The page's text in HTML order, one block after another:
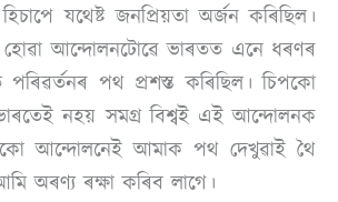
যথেষ্ট জনপ্ৰিয়তা অৰ্জন কৰিছিল।
হোৱা আন্দোলনটোৱে ভাৰতত এনে ধৰণৰ
পৰিৱৰ্তনৰ পথ প্ৰশস্ত কৰিছিল। চিপকো
নহয় সমগ্ৰ বিশ্বই এই আন্দোলনক
আন্দোলনেই আমাক পথ দেখুৱাই থৈ
অৰণ্য ৰক্ষা কৰিব লাগে।